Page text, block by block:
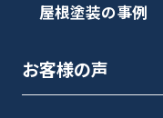
屋根塗装の事例
お客様の声